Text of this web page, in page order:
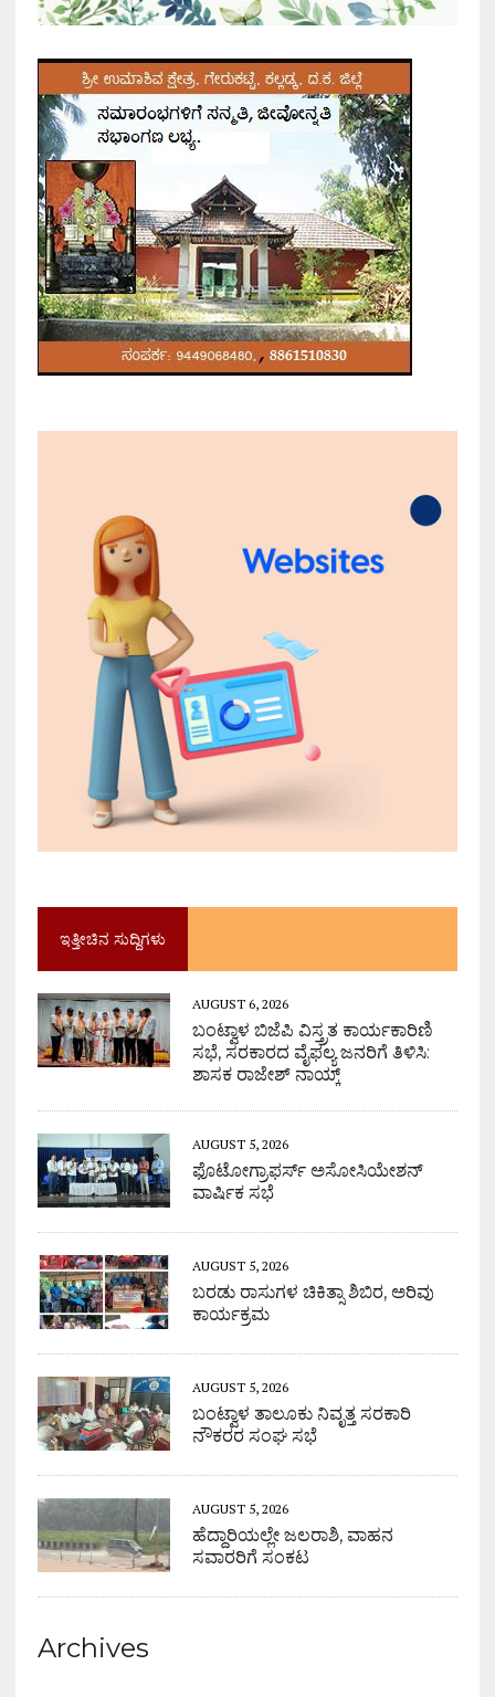
ಇತ್ತೀಚಿನ ಸುದ್ದಿಗಳು
AUGUST 6, 2026
ಬಂಟ್ವಾಳ ಬಿಜೆಪಿ ವಿಸ್ತ್ರತ ಕಾರ್ಯಕಾರಿಣಿ
ಸಭೆ, ಸರಕಾರದ ವೈಫಲ್ಯ ಜನರಿಗೆ ತಿಳಿಸಿ:
ಶಾಸಕ ರಾಜೇಶ್ ನಾಯ್ಕ್
AUGUST 5, 2026
ಫೊಟೋಗ್ರಾಫರ್ಸ್ ಅಸೋಸಿಯೇಶನ್
ವಾರ್ಷಿಕ ಸಭೆ
AUGUST 5, 2026
ಬರಡು ರಾಸುಗಳ ಚಿಕಿತ್ಸಾ ಶಿಬಿರ, ಅರಿವು
ಕಾರ್ಯಕ್ರಮ
AUGUST 5, 2026
ಬಂಟ್ವಾಳ ತಾಲೂಕು ನಿವೃತ್ತ ಸರಕಾರಿ
ನೌಕರರ ಸಂಘ ಸಭೆ
AUGUST 5, 2026
ಹೆದ್ದಾರಿಯಲ್ಲೇ ಜಲರಾಶಿ, ವಾಹನ
ಸವಾರರಿಗೆ ಸಂಕಟ
Archives